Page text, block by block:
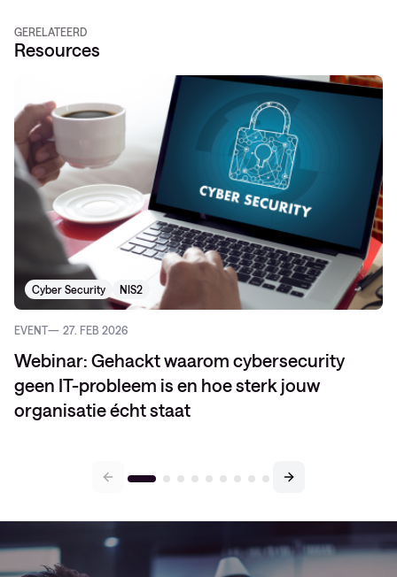
GERELATEERD
Resources
Cyber Security NIS2
EVENT 27. FEB 2026
Webinar: Gehackt waarom cybersecurity
geen IT-probleem is en hoe sterk jouw
organisatie écht staat